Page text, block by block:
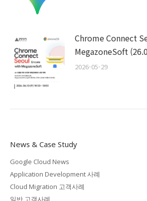
Chrome Connect
MegazoneSoft
2026-05-29
News & Case Study
Google Cloud News
Application Development 사례
Cloud Migration 고객사례
일반 고객사례